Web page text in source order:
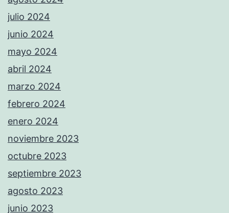
julio 2024
junio 2024
mayo 2024
abril 2024
marzo 2024
febrero 2024
enero 2024
noviembre 2023
octubre 2023
septiembre 2023
agosto 2023
junio 2023